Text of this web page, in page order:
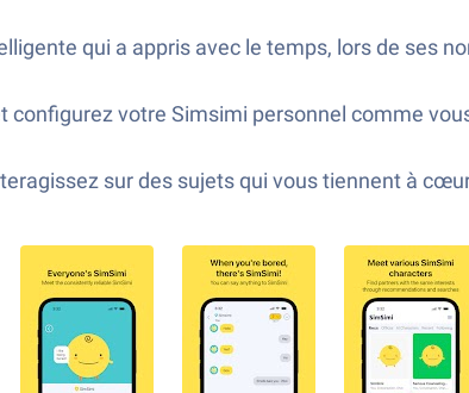
qui a appris avec le temps, lors de ses
configurez votre Simsimi personnel comme
sur des sujets qui vous tiennent à